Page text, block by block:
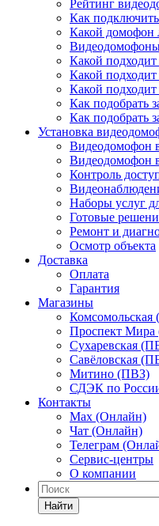
Рейтинг
Как
Какой домофон
Видеодомофоны
Какой
Какой
Какой
Как подобрать
Как подобрать
Установка
Видеодомофон
Видеодомофон
Контроль
Наборы услуг
Готовые
Ремонт и
Осмотр объекта
Доставка
Оплата
Гарантия
Магазины
Проспект
Сухаревская
Савёловская
Митино (ПВЗ)
СДЭК по
Контакты
Max (Онлайн)
Чат (Онлайн)
Телеграм
Сервис-центры
О компании
Найти